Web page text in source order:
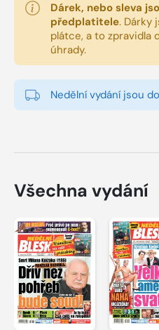
Dárek, nebo sleva
předplatitele. Dárky
plátce, a to zpravidla
úhrady.
Nedělní vydání jsou
Všechna vydání